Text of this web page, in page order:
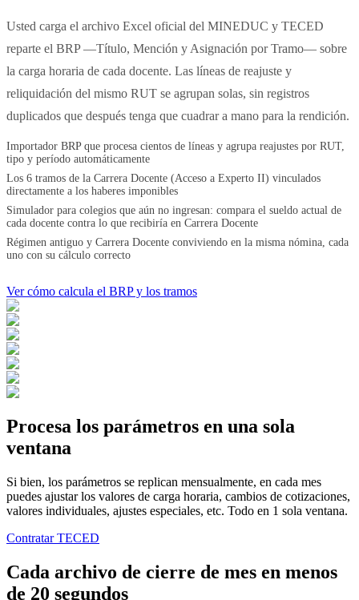
Usted carga el archivo Excel oficial del MINEDUC y TECED
reparte el BRP —Título, Mención y Asignación por Tramo— sobre
la carga horaria de cada docente. Las líneas de reajuste y
reliquidación del mismo RUT se agrupan solas, sin registros
duplicados que después tenga que cuadrar a mano para la rendición.
Importador BRP que procesa cientos de líneas y agrupa reajustes por RUT,
tipo y período automáticamente
Los 6 tramos de la Carrera Docente (Acceso a Experto II) vinculados
directamente a los haberes imponibles
Simulador para colegios que aún no ingresan: compara el sueldo actual de
cada docente contra lo que recibiría en Carrera Docente
Régimen antiguo y Carrera Docente conviviendo en la misma nómina, cada
uno con su cálculo correcto
Ver cómo calcula el BRP y los tramos
Procesa los parámetros en una sola
ventana
Si bien, los parámetros se replican mensualmente, en cada mes
puedes ajustar los valores de carga horaria, cambios de cotizaciones,
valores individuales, ajustes especiales, etc. Todo en 1 sola ventana.
Contratar TECED
Cada archivo de cierre de mes en menos
de 20 segundos